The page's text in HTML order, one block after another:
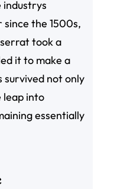
industrys
the 1500s,
took a
it to make a
survived not only
leap into
essentially